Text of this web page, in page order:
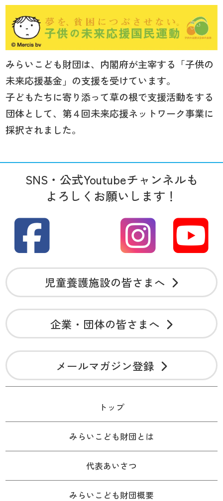
みらいこども財団は、内閣府が主宰する「子供の
未来応援基金」の支援を受けています。
子どもたちに寄り添って草の根で支援活動をする
団体として、第４回未来応援ネットワーク事業に
採択されました。
SNS・公式Youtubeチャンネルも
よろしくお願いします！
児童養護施設の皆さまへ
企業・団体の皆さまへ
メールマガジン登録
トップ
みらいこども財団とは
代表あいさつ
みらいこども財団概要